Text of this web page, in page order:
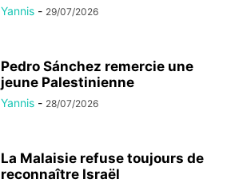
Yannis - 29/07/2026
Pedro Sánchez remercie une
jeune Palestinienne
Yannis - 28/07/2026
La Malaisie refuse toujours de
reconnaître Israël